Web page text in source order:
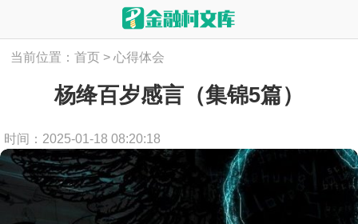
当前位置：首页 > 心得体会
杨绛百岁感言（集锦5篇）
时间：2025-01-18 08:20:18